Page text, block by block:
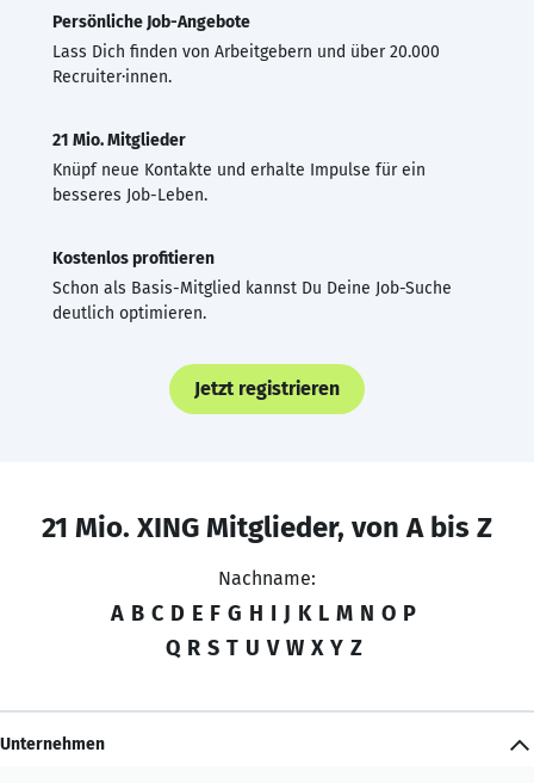
Persönliche Job-Angebote
Lass Dich finden von Arbeitgebern und über 20.000
Recruiter·innen.
21 Mio. Mitglieder
Knüpf neue Kontakte und erhalte Impulse für ein
besseres Job-Leben.
Kostenlos profitieren
Schon als Basis-Mitglied kannst Du Deine Job-Suche
deutlich optimieren.
Jetzt registrieren
21 Mio. XING Mitglieder, von A bis Z
Nachname:
A B C D E F G H I J K L M N O P
Q R S T U V W X Y Z
Unternehmen